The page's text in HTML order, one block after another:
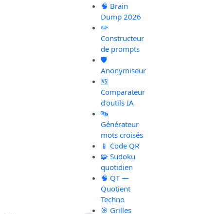
🧠 Brain
Dump 2026
✏️
Constructeur
de prompts
🛡️
Anonymiseur
🆚
Comparateur
d'outils IA
🔤
Générateur
mots croisés
📱 Code QR
🧩 Sudoku
quotidien
🧠 QT —
Quotient
Techno
🎯 Grilles